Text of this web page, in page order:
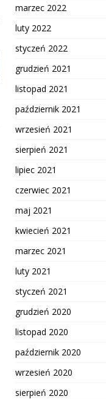
marzec 2022
luty 2022
styczeń 2022
grudzień 2021
listopad 2021
październik 2021
wrzesień 2021
sierpień 2021
lipiec 2021
czerwiec 2021
maj 2021
kwiecień 2021
marzec 2021
luty 2021
styczeń 2021
grudzień 2020
listopad 2020
październik 2020
wrzesień 2020
sierpień 2020